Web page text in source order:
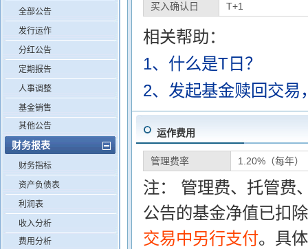
全部公告
发行运作
分红公告
定期报告
人事调整
基金销售
其他公告
财务报表
财务指标
资产负债表
利润表
收入分析
费用分析
买入确认日 T+1
相关帮助：
1、什么是T日？
2、发起基金赎回交易
运作费用
管理费率 1.20%（每年）
注： 管理费、托管费
公告的基金净值已扣
交易中另行支付。具